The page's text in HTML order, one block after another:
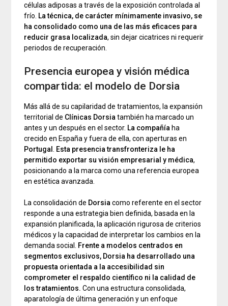
células adiposas a través de la exposición controlada al
frío. La técnica, de carácter mínimamente invasivo, se
ha consolidado como una de las más eficaces para
reducir grasa localizada, sin dejar cicatrices ni requerir
periodos de recuperación.
Presencia europea y visión médica
compartida: el modelo de Dorsia
Más allá de su capilaridad de tratamientos, la expansión
territorial de Clínicas Dorsia también ha marcado un
antes y un después en el sector. La compañía ha
crecido en España y fuera de ella, con aperturas en
Portugal
Esta presencia transfronteriza le ha
permitido exportar su visión empresarial y médica,
posicionando a la marca como una referencia europea
en estética avanzada.
La consolidación de Dorsia como referente en el sector
responde a una estrategia bien definida, basada en la
expansión planificada, la aplicación rigurosa de criterios
médicos y la capacidad de interpretar los cambios en la
demanda social. Frente a modelos centrados en
segmentos exclusivos, Dorsia ha desarrollado una
propuesta orientada a la accesibilidad sin
comprometer el respaldo científico ni la calidad de
los tratamientos. Con una estructura consolidada,
aparatología de última generación y un enfoque